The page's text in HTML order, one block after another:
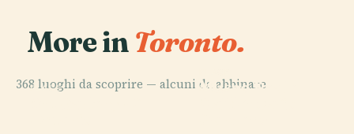
More in Toronto.
368 luoghi da scoprire — alcuni da abbinare.
PLACE
Museo Reale
PLACE PLACE